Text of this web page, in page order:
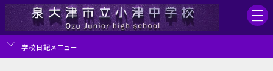
学校日記メニュー